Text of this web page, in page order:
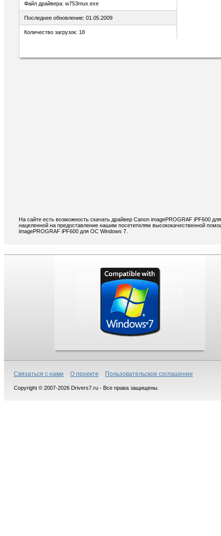
Файл драйвера: w753mux.exe
Последнее обновление: 01.05.2009
Количество загрузок: 18
На сайте есть возможность скачать драйвер Canon imagePROGRAF iPF600
нацеленной на предоставление нашим посетителям высококачественной
imagePROGRAF iPF600 для ОС Windows 7.
Связаться с нами О проекте Пользовательское соглашение
Copyright © 2007-2026 Drivers7.ru - Все права защищены.